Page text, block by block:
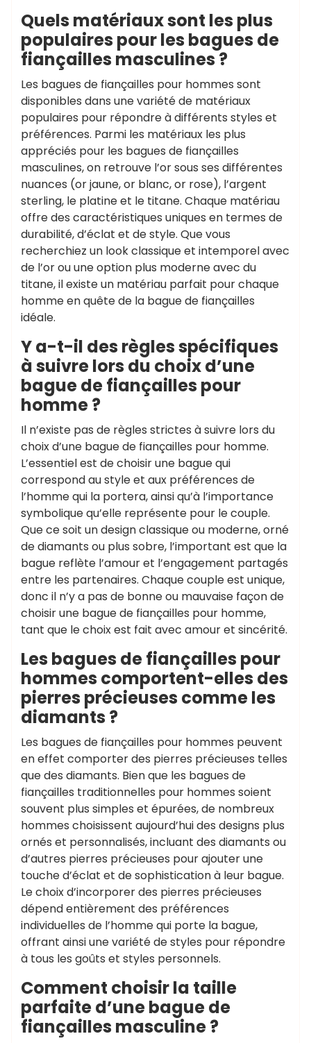
Quels matériaux sont les plus
populaires pour les bagues de
fiançailles masculines ?
Les bagues de fiançailles pour hommes sont
disponibles dans une variété de matériaux
populaires pour répondre à différents styles et
préférences. Parmi les matériaux les plus
appréciés pour les bagues de fiançailles
masculines, on retrouve l’or sous ses différentes
nuances (or jaune, or blanc, or rose), l’argent
sterling, le platine et le titane. Chaque matériau
offre des caractéristiques uniques en termes de
durabilité, d’éclat et de style. Que vous
recherchiez un look classique et intemporel avec
de l’or ou une option plus moderne avec du
titane, il existe un matériau parfait pour chaque
homme en quête de la bague de fiançailles
idéale.
Y a-t-il des règles spécifiques
à suivre lors du choix d’une
bague de fiançailles pour
homme ?
Il n’existe pas de règles strictes à suivre lors du
choix d’une bague de fiançailles pour homme.
L’essentiel est de choisir une bague qui
correspond au style et aux préférences de
l’homme qui la portera, ainsi qu’à l’importance
symbolique qu’elle représente pour le couple.
Que ce soit un design classique ou moderne, orné
de diamants ou plus sobre, l’important est que la
bague reflète l’amour et l’engagement partagés
entre les partenaires. Chaque couple est unique,
donc il n’y a pas de bonne ou mauvaise façon de
choisir une bague de fiançailles pour homme,
tant que le choix est fait avec amour et sincérité.
Les bagues de fiançailles pour
hommes comportent-elles des
pierres précieuses comme les
diamants ?
Les bagues de fiançailles pour hommes peuvent
en effet comporter des pierres précieuses telles
que des diamants. Bien que les bagues de
fiançailles traditionnelles pour hommes soient
souvent plus simples et épurées, de nombreux
hommes choisissent aujourd’hui des designs plus
ornés et personnalisés, incluant des diamants ou
d’autres pierres précieuses pour ajouter une
touche d’éclat et de sophistication à leur bague.
Le choix d’incorporer des pierres précieuses
dépend entièrement des préférences
individuelles de l’homme qui porte la bague,
offrant ainsi une variété de styles pour répondre
à tous les goûts et styles personnels.
Comment choisir la taille
parfaite d’une bague de
fiançailles masculine ?